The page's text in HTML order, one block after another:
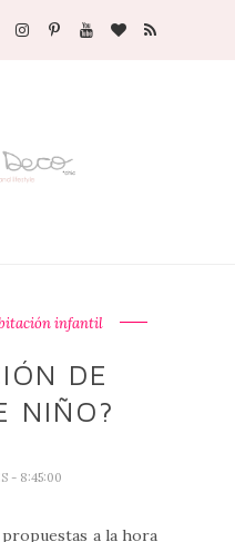
infantil
DE
NIÑO?
- 8:45:00
a la hora